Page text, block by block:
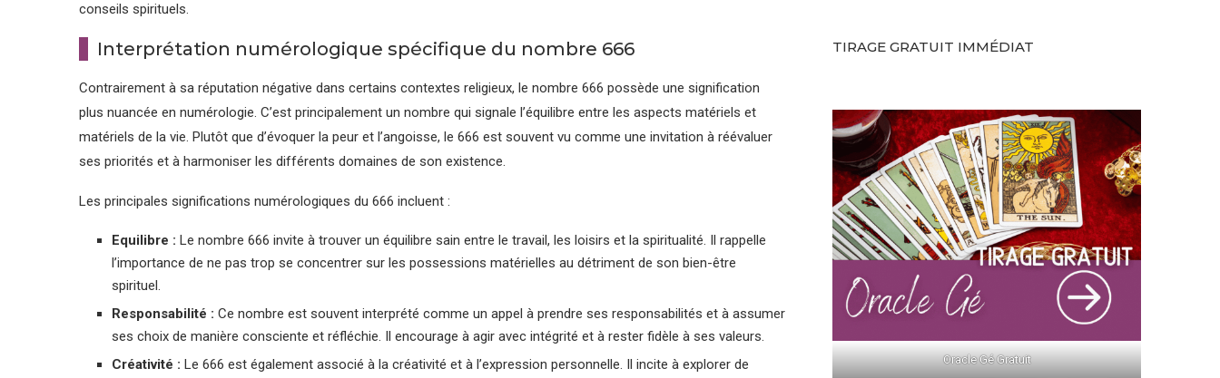
conseils spirituels.
Interprétation numérologique spécifique du nombre 666
Contrairement à sa réputation négative dans certains contextes religieux, le nombre 666 possède une signification
plus nuancée en numérologie. C’est principalement un nombre qui signale l’équilibre entre les aspects matériels et
matériels de la vie. Plutôt que d’évoquer la peur et l’angoisse, le 666 est souvent vu comme une invitation à réévaluer
ses priorités et à harmoniser les différents domaines de son existence.
Les principales significations numérologiques du 666 incluent :
Equilibre : Le nombre 666 invite à trouver un équilibre sain entre le travail, les loisirs et la spiritualité. Il rappelle
l’importance de ne pas trop se concentrer sur les possessions matérielles au détriment de son bien-être
spirituel.
Responsabilité : Ce nombre est souvent interprété comme un appel à prendre ses responsabilités et à assumer
ses choix de manière consciente et réfléchie. Il encourage à agir avec intégrité et à rester fidèle à ses valeurs.
Créativité : Le 666 est également associé à la créativité et à l’expression personnelle. Il incite à explorer de
TIRAGE GRATUIT IMMÉDIAT
Oracle Gé Gratuit